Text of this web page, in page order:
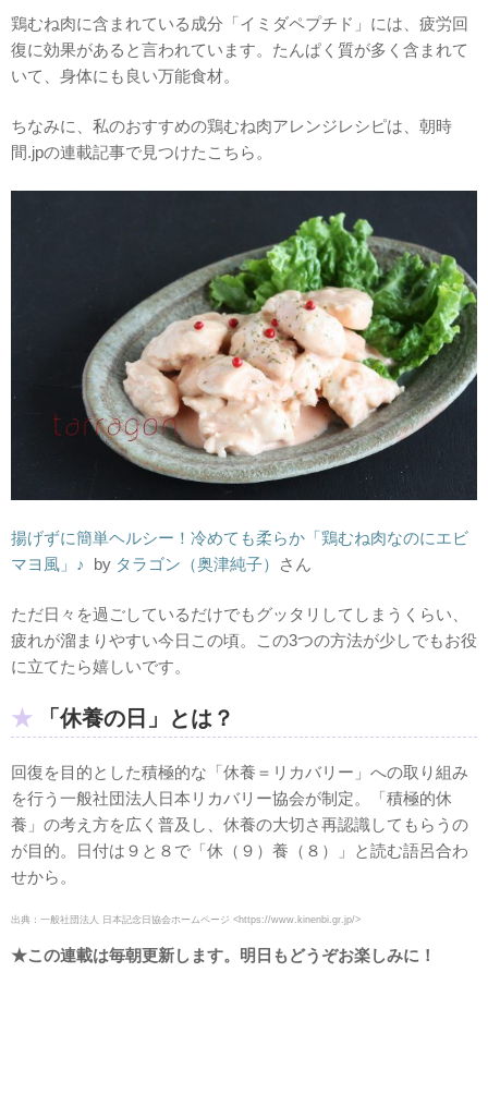
鶏むね肉に含まれている成分「イミダペプチド」には、疲労回
復に効果があると言われています。たんぱく質が多く含まれて
いて、身体にも良い万能食材。
ちなみに、私のおすすめの鶏むね肉アレンジレシピは、朝時
間.jpの連載記事で見つけたこちら。
揚げずに簡単ヘルシー！冷めても柔らか「鶏むね肉なのにエビ
マヨ風」♪
by タラゴン（奥津純子） さん
ただ日々を過ごしているだけでもグッタリしてしまうくらい、
疲れが溜まりやすい今日この頃。この3つの方法が少しでもお役
に立てたら嬉しいです。
「休養の日」とは？
回復を目的とした積極的な「休養＝リカバリー」への取り組み
を行う一般社団法人日本リカバリー協会が制定。「積極的休
養」の考え方を広く普及し、休養の大切さ再認識してもらうの
が目的。日付は９と８で「休（９）養（８）」と読む語呂合わ
せから。
出典： 一般社団法人 日本記念日協会ホームページ <https://www.kinenbi.gr.jp/>
★この連載は毎朝更新します。明日もどうぞお楽しみに！